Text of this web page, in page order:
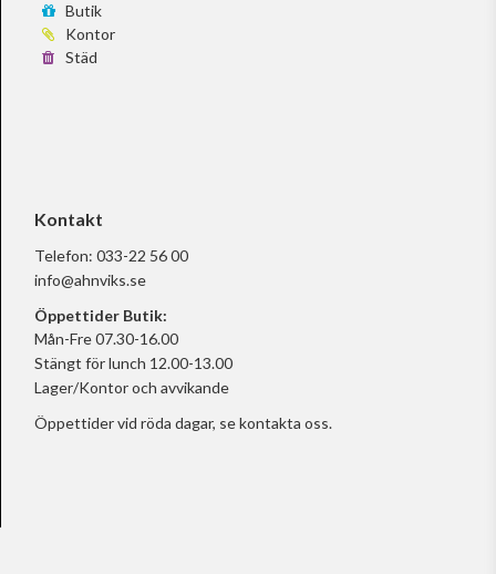
Butik
Kontor
Städ
Kontakt
Telefon: 033-22 56 00
info@ahnviks.se
Öppettider Butik:
Mån-Fre 07.30-16.00
Stängt för lunch 12.00-13.00
Lager/Kontor och avvikande
Öppettider vid röda dagar, sekontakta oss.